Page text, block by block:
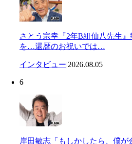
さとう宗幸『2年B組仙八先生
を…還暦のお祝いでは…
インタビュー|2026.08.05
6
岸田敏志「もしかしたら、僕